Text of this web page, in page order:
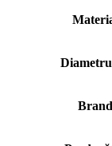
Brand